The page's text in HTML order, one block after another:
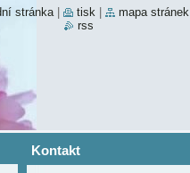
Kontakt
stránka tisk mapa stránek
rss